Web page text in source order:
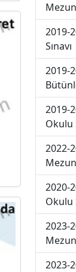
2019-
Sınavı
2019-
2019-
Okulu
2022-
2020-
Okulu
2023-
2023-